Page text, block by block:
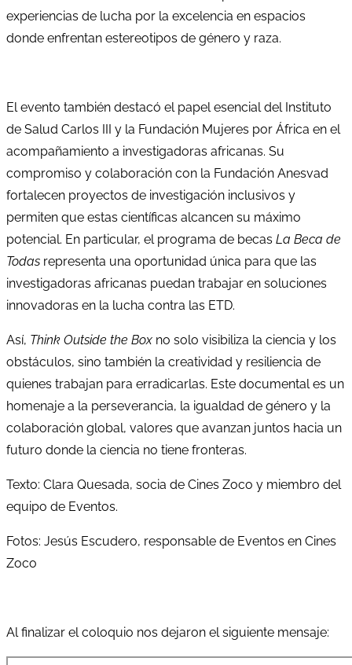
experiencias de lucha por la excelencia en espacios
donde enfrentan estereotipos de género y raza.
El evento también destacó el papel esencial del Instituto
de Salud Carlos III y la Fundación Mujeres por África en el
acompañamiento a investigadoras africanas. Su
compromiso y colaboración con la Fundación Anesvad
fortalecen proyectos de investigación inclusivos y
permiten que estas científicas alcancen su máximo
potencial. En particular, el programa de becas La Beca de
Todas representa una oportunidad única para que las
investigadoras africanas puedan trabajar en soluciones
innovadoras en la lucha contra las ETD.
Así, Think Outside the Box no solo visibiliza la ciencia y los
obstáculos, sino también la creatividad y resiliencia de
quienes trabajan para erradicarlas. Este documental es un
homenaje a la perseverancia, la igualdad de género y la
colaboración global, valores que avanzan juntos hacia un
futuro donde la ciencia no tiene fronteras.
Texto: Clara Quesada, socia de Cines Zoco y miembro del
equipo de Eventos.
Fotos: Jesús Escudero, responsable de Eventos en Cines
Zoco
Al finalizar el coloquio nos dejaron el siguiente mensaje: